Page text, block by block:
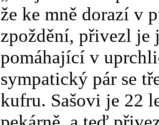
že ke mně dorazí v
zpoždění, přivezl je
pomáhající v
sympatický pár se
kufru. Sašovi je 22